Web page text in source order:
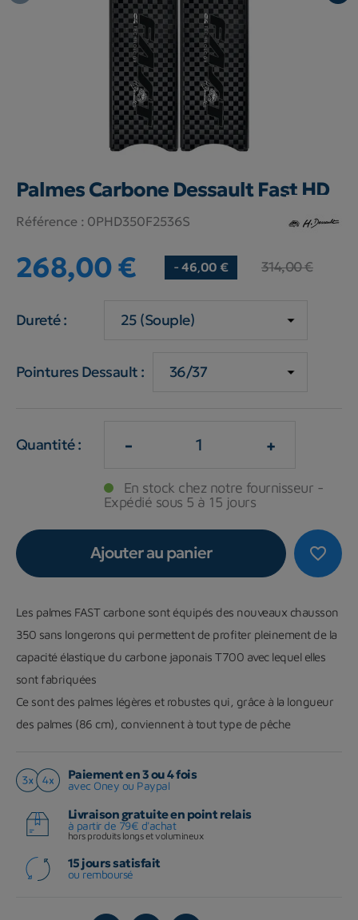
Palmes Carbone Dessault Fast HD
Référence : 0PHD350F2536S
268,00 € - 46,00 € 314,00 €
Dureté :
Pointures Dessault :
Quantité : - +
En stock chez notre fournisseur -
Expédié sous 5 à 15 jours
favorite_border
Ajouter au panier
Les palmes FAST carbone sont équipés des nouveaux chausson
350 sans longerons qui permettent de profiter pleinement de la
capacité élastique du carbone japonais T700 avec lequel elles
sont fabriquées
Ce sont des palmes légères et robustes qui, grâce à la longueur
des palmes (86 cm), conviennent à tout type de pêche
Paiement en 3 ou 4 fois
avec Oney ou Paypal
Livraison gratuite en point relais
à partir de 79€ d'achat
hors produits longs et volumineux
15 jours satisfait
ou remboursé